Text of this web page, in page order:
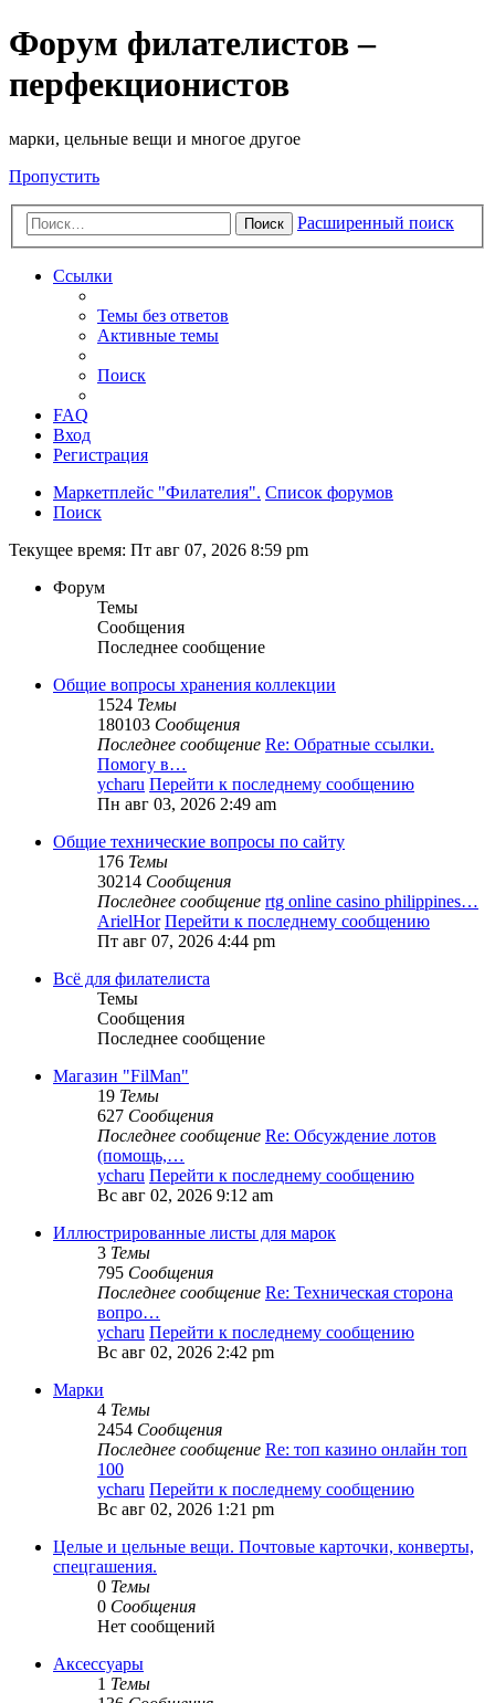
Форум филателистов –
перфекционистов
марки, цельные вещи и многое другое
Пропустить
Поиск Расширенный поиск
Ссылки
Темы без ответов
Активные темы
Поиск
FAQ
Вход
Регистрация
Маркетплейс "Филателия". Список форумов
Поиск
Текущее время: Пт авг 07, 2026 8:59 pm
Форум
Темы
Сообщения
Последнее сообщение
Общие вопросы хранения коллекции
1524 Темы
180103 Сообщения
Последнее сообщение Re: Обратные ссылки.
Помогу в…
ycharu Перейти к последнему сообщению
Пн авг 03, 2026 2:49 am
Общие технические вопросы по сайту
176 Темы
30214 Сообщения
Последнее сообщение rtg online casino philippines…
ArielHor Перейти к последнему сообщению
Пт авг 07, 2026 4:44 pm
Всё для филателиста
Темы
Сообщения
Последнее сообщение
Магазин "FilMan"
19 Темы
627 Сообщения
Последнее сообщение Re: Обсуждение лотов
(помощь,…
ycharu Перейти к последнему сообщению
Вс авг 02, 2026 9:12 am
Иллюстрированные листы для марок
3 Темы
795 Сообщения
Последнее сообщение Re: Техническая сторона
вопро…
ycharu Перейти к последнему сообщению
Вс авг 02, 2026 2:42 pm
Марки
4 Темы
2454 Сообщения
Последнее сообщение Re: топ казино онлайн топ
100
ycharu Перейти к последнему сообщению
Вс авг 02, 2026 1:21 pm
Целые и цельные вещи. Почтовые карточки, конверты,
спецгашения.
0 Темы
0 Сообщения
Нет сообщений
Аксессуары
1 Темы